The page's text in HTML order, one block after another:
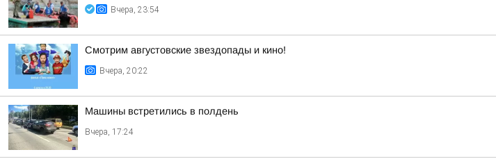
Вчера, 23:54
Смотрим августовские звездопады и кино!
Вчера, 20:22
Машины встретились в полдень
Вчера, 17:24